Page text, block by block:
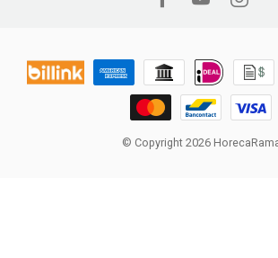
© Copyright 2026